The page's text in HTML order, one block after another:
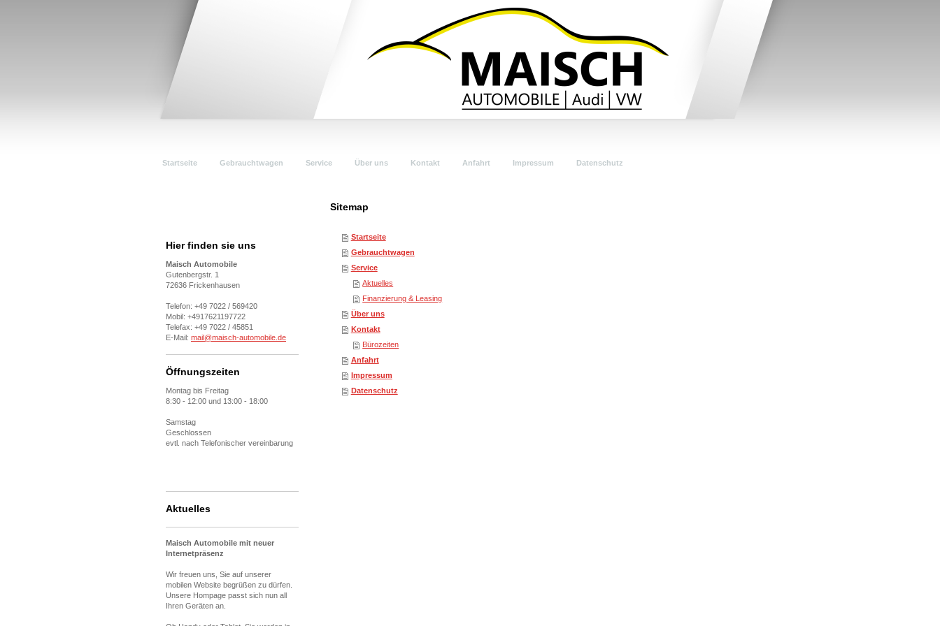
Startseite Gebrauchtwagen Service Über uns Kontakt Anfahrt Impressum Datenschutz
Hier finden sie uns
Maisch Automobile
Gutenbergstr. 1
72636 Frickenhausen
Telefon: +49 7022 / 569420
Mobil: +4917621197722
Telefax: +49 7022 / 45851
E-Mail: mail@maisch-automobile.de
Öffnungszeiten
Montag bis Freitag
8:30 - 12:00 und 13:00 - 18:00
Samstag
Geschlossen
evtl. nach Telefonischer vereinbarung
Aktuelles
Maisch Automobile mit neuer
Internetpräsenz
Wir freuen uns, Sie auf unserer
mobilen Website begrüßen zu dürfen.
Unsere Hompage passt sich nun all
Ihren Geräten an.
Sitemap
Startseite
Gebrauchtwagen
Service
Aktuelles
Finanzierung & Leasing
Über uns
Kontakt
Bürozeiten
Anfahrt
Impressum
Datenschutz